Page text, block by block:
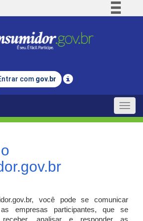
Comunica BR
Legislação
com gov.br
Toggle
você pode se comunicar
empresas participantes, que se